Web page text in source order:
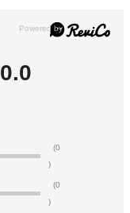
0.0
(0
)
(0
)